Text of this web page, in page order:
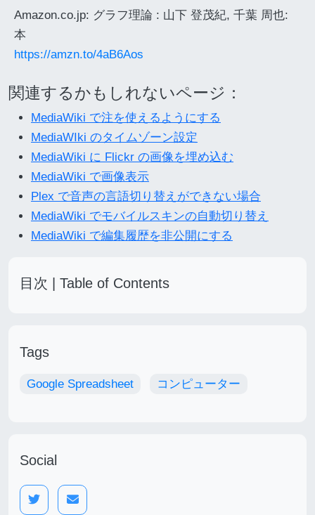
Amazon.co.jp: グラフ理論 : 山下 登茂紀, 千葉 周也:
本
https://amzn.to/4aB6Aos
関連するかもしれないページ：
MediaWiki で注を使えるようにする
MediaWIki のタイムゾーン設定
MediaWiki に Flickr の画像を埋め込む
MediaWiki で画像表示
Plex で音声の言語切り替えができない場合
MediaWiki でモバイルスキンの自動切り替え
MediaWiki で編集履歴を非公開にする
目次 | Table of Contents
Tags
Google Spreadsheet コンピューター
Social